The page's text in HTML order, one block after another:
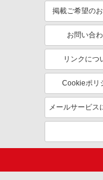
掲載ご希望の
お問い合
リンクにつ
Cookieポリ
メールサービス